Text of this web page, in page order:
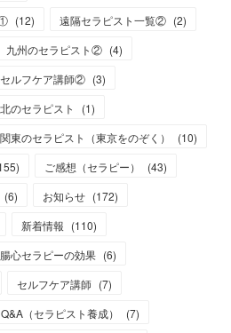
(12) 遠隔セラピスト一覧② (2)
九州のセラピスト② (4)
セルフケア講師② (3)
のセラピスト (1)
関東のセラピスト（東京をのぞく） (10)
) ご感想（セラピー） (43)
(6) お知らせ (172)
新着情報 (110)
腸心セラピーの効果 (6)
セルフケア講師 (7)
Q&A（セラピスト養成） (7)